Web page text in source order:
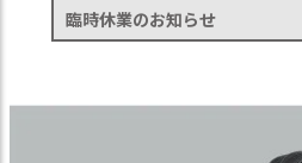
臨時休業のお知らせ